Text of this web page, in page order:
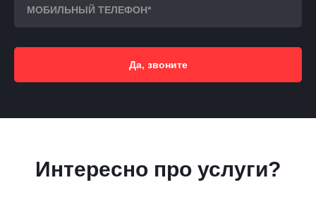
Да, звоните
Интересно про услуги?